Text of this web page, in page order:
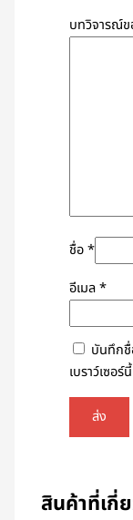
บทวิจารณ์
ชื่อ*
อีเมล*
บันทึกชื่
เบราว์เซอ
สินค้าที่เกี่